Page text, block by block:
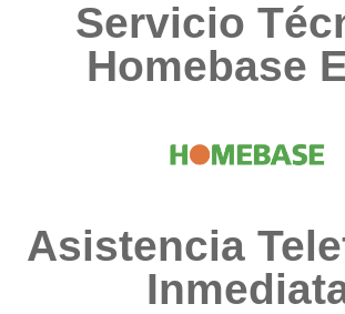
Servicio
Homebase
Asistencia